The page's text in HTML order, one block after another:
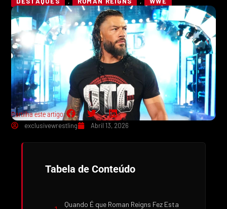
Partilha este artigo:
exclusivewrestling
Abril 13, 2026
Tabela de Conteúdo
Quando É que Roman Reigns Fez Esta